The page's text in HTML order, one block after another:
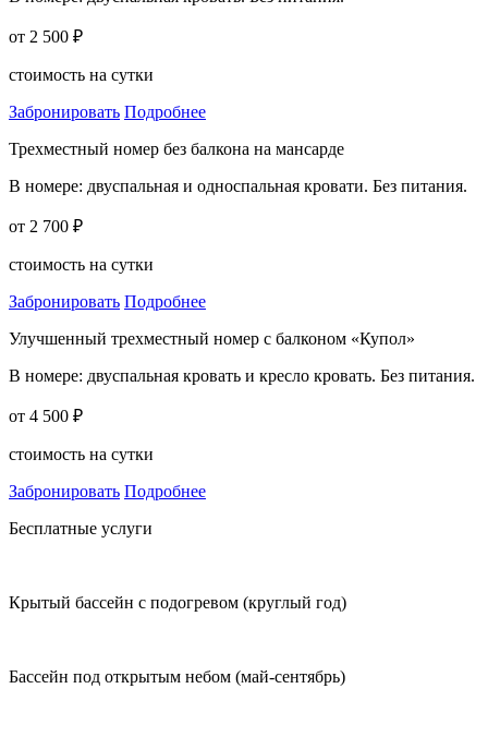
от 2 500 ₽
стоимость на сутки
Забронировать Подробнее
Трехместный номер без балкона на мансарде
В номере: двуспальная и односпальная кровати. Без питания.
от 2 700 ₽
стоимость на сутки
Забронировать Подробнее
Улучшенный трехместный номер с балконом «Купол»
В номере: двуспальная кровать и кресло кровать. Без питания.
от 4 500 ₽
стоимость на сутки
Забронировать Подробнее
Бесплатные услуги
Крытый бассейн с подогревом (круглый год)
Бассейн под открытым небом (май-сентябрь)